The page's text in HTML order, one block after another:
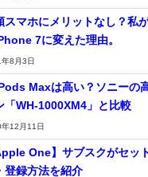
スマホにメリットなし？私
7に変えた理由。
8月3日
Maxは高い？ソニーの
「WH-1000XM4」と比較
12月11日
One】サブスクがセッ
登録方法を紹介